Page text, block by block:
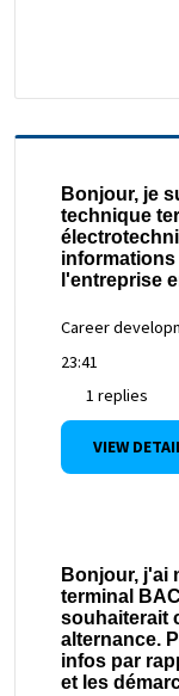
Bonjour, je
technique
l'entreprise
Career
23:41
1 replies
VIEW
Bonjour, j'ai
terminal
souhaiterait
alternance.
infos par
et les